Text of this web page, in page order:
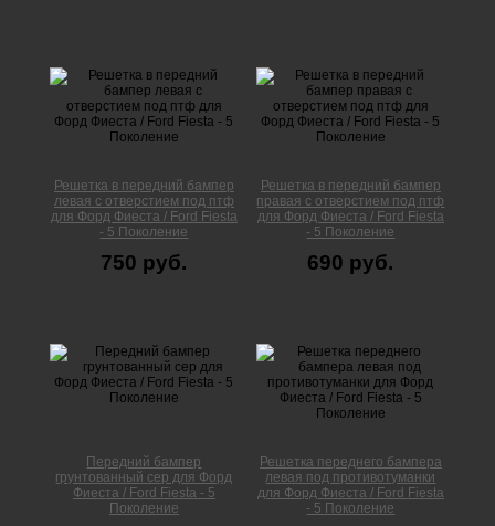
Решетка в передний бампер
левая с отверстием под птф
для Форд Фиеста / Ford Fiesta
- 5 Поколение
750 руб.
Решетка в передний бампер
правая с отверстием под птф
для Форд Фиеста / Ford Fiesta
- 5 Поколение
690 руб.
Передний бампер
грунтованный сер для Форд
Фиеста / Ford Fiesta - 5
Поколение
Решетка переднего бампера
левая под противотуманки
для Форд Фиеста / Ford Fiesta
- 5 Поколение